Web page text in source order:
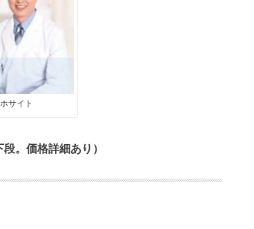
サイト
。価格詳細あり）